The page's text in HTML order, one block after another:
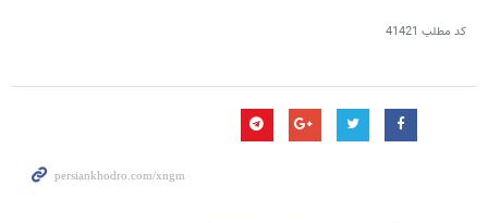
کد مطلب 41421